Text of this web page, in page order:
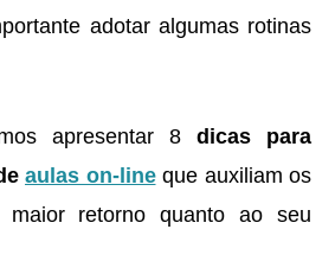
adotar algumas rotinas
apresentar 8 dicas para
aulas on-lineque auxiliam os
retorno quanto ao seu